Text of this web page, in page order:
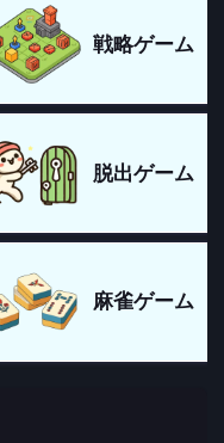
戦略ゲーム
脱出ゲーム
麻雀ゲーム